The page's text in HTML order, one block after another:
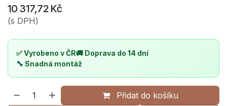
10 317,72 Kč
(s DPH)
✅ Vyrobeno v ČR🚚 Doprava do 14 dní
🔧 Snadná montáž
Přidat do košíku